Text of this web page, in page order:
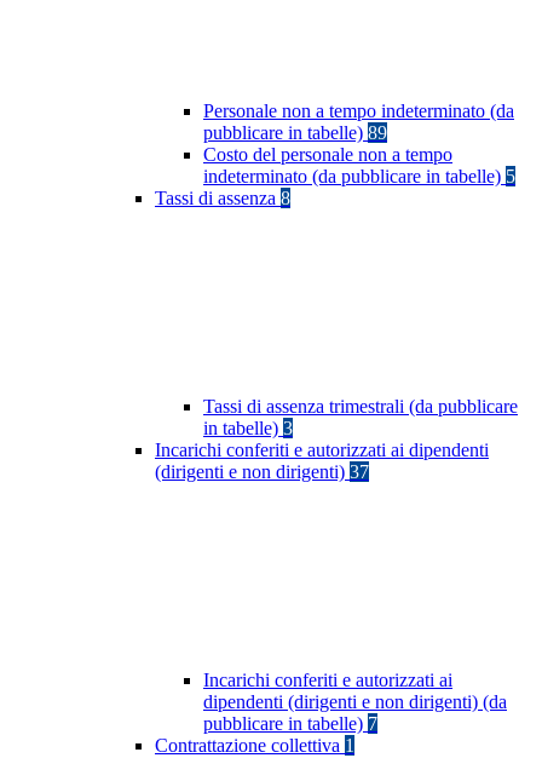
Personale non a tempo indeterminato (da
pubblicare in tabelle) 89
Costo del personale non a tempo
indeterminato (da pubblicare in tabelle) 5
Tassi di assenza 8
Tassi di assenza trimestrali (da pubblicare
in tabelle) 3
Incarichi conferiti e autorizzati ai dipendenti
(dirigenti e non dirigenti) 37
Incarichi conferiti e autorizzati ai
dipendenti (dirigenti e non dirigenti) (da
pubblicare in tabelle) 7
Contrattazione collettiva 1